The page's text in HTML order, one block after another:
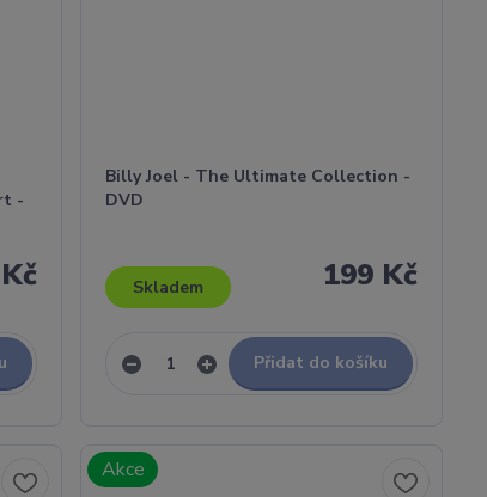
-
Billy Joel - The Ultimate Collection -
DVD
199 Kč
Skladem
Přidat do košíku
Akce